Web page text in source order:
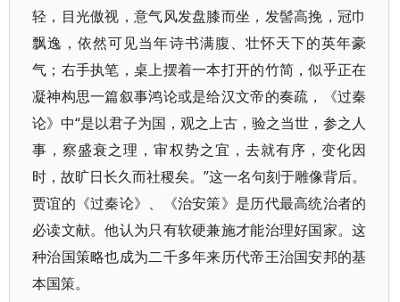
轻，目光傲视，意气风发盘膝而坐，发髻高挽，冠巾
飘逸，依然可见当年诗书满腹、壮怀天下的英年豪
气；右手执笔，桌上摆着一本打开的竹简，似乎正在
凝神构思一篇叙事鸿论或是给汉文帝的奏疏，《过秦
论》中“是以君子为国，观之上古，验之当世，参之人
事，察盛衰之理，审权势之宜，去就有序，变化因
时，故旷日长久而社稷矣。”这一名句刻于雕像背后。
贾谊的《过秦论》、《治安策》是历代最高统治者的
必读文献。他认为只有软硬兼施才能治理好国家。这
种治国策略也成为二千多年来历代帝王治国安邦的基
本国策。